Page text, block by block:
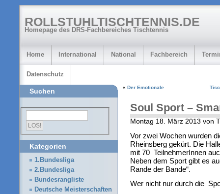
ROLLSTUHLTISCHTENNIS.DE
Homepage des DRS-Fachbereiches Tischtennis
Home International National Fachbereich
Datenschutz
« Der Emotionale
Soul Sport –
Montag 18. März 2013 von
Vor zwei Wochen wurden
Rheinsberg gekürt. Die
mit 70 TeilnehmerInnen
Neben dem Sport gibt es
Rande der Bande“.
Wer nicht nur durch die
Suchen
Kategorien
1.Bundesliga
2.Bundesliga
Bundesrangliste
Deutsche Meisterschaften